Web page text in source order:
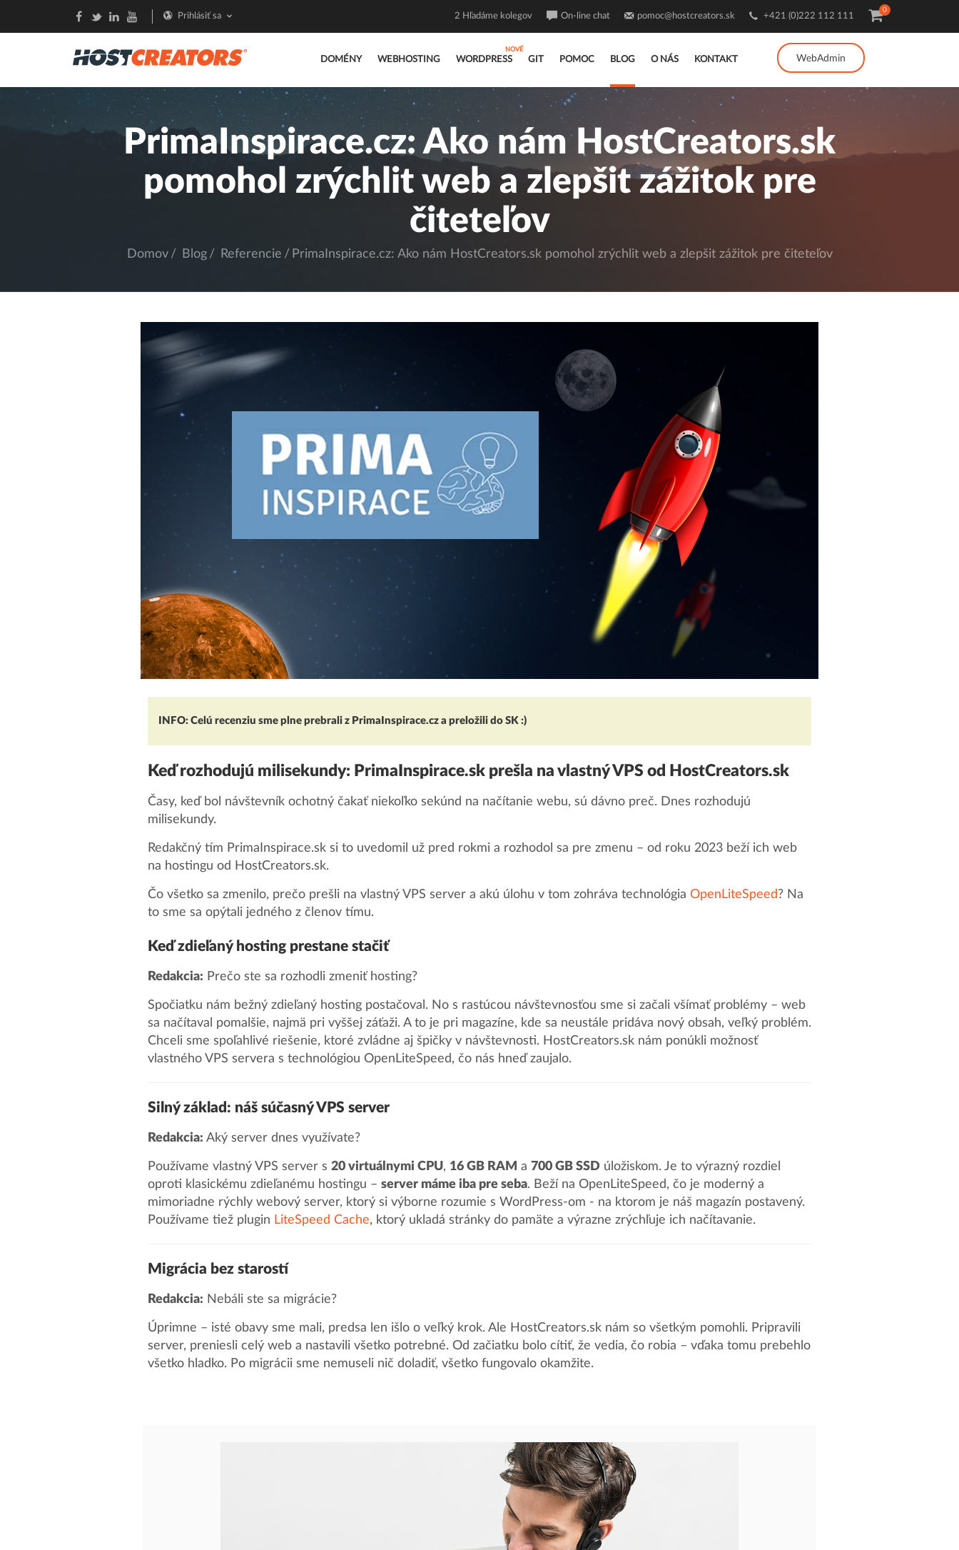
DOMÉNY WEBHOSTING WORDPRESS GIT POMOC BLOG O NÁS KONTAKT WebAdmin
Prihlásiť sa 2 Hľadáme kolegov On-line chat pomoc@hostcreators.sk +421 (0)222 112 111
0
PrimaInspirace.cz: Ako nám HostCreators.sk
pomohol zrýchlit web a zlepšit zážitok pre
čiteteľov
Domov Blog Referencie PrimaInspirace.cz: Ako nám HostCreators.sk pomohol zrýchlit web a zlepšit zážitok pre čiteteľov
INFO: Celú recenziu sme plne prebrali z PrimaInspirace.cz a preložili do SK :)
Keď rozhodujú milisekundy: PrimaInspirace.sk prešla na vlastný VPS od HostCreators.sk
Časy, keď bol návštevník ochotný čakať niekoľko sekúnd na načítanie webu, sú dávno preč. Dnes rozhodujú
milisekundy.
Redakčný tím PrimaInspirace.sk si to uvedomil už pred rokmi a rozhodol sa pre zmenu – od roku 2023 beží ich web
na hostingu od HostCreators.sk.
Čo všetko sa zmenilo, prečo prešli na vlastný VPS server a akú úlohu v tom zohráva technológia OpenLiteSpeed? Na
to sme sa opýtali jedného z členov tímu.
Keď zdieľaný hosting prestane stačiť
Redakcia: Prečo ste sa rozhodli zmeniť hosting?
Spočiatku nám bežný zdieľaný hosting postačoval. No s rastúcou návštevnosťou sme si začali všímať problémy – web
sa načítaval pomalšie, najmä pri vyššej záťaži. A to je pri magazíne, kde sa neustále pridáva nový obsah, veľký problém.
Chceli sme spoľahlivé riešenie, ktoré zvládne aj špičky v návštevnosti. HostCreators.sk nám ponúkli možnosť
vlastného VPS servera s technológiou OpenLiteSpeed, čo nás hneď zaujalo.
Silný základ: náš súčasný VPS server
Redakcia: Aký server dnes využívate?
Používame vlastný VPS server s 20 virtuálnymi CPU, 16 GB RAM a 700 GB SSD úložiskom. Je to výrazný rozdiel
oproti klasickému zdieľanému hostingu – server máme iba pre seba. Beží na OpenLiteSpeed, čo je moderný a
mimoriadne rýchly webový server, ktorý si výborne rozumie s WordPress-om - na ktorom je náš magazín postavený.
Používame tiež plugin LiteSpeed Cache, ktorý ukladá stránky do pamäte a výrazne zrýchľuje ich načítavanie.
Migrácia bez starostí
Redakcia: Nebáli ste sa migrácie?
Úprimne – isté obavy sme mali, predsa len išlo o veľký krok. Ale HostCreators.sk nám so všetkým pomohli. Pripravili
server, preniesli celý web a nastavili všetko potrebné. Od začiatku bolo cítiť, že vedia, čo robia – vďaka tomu prebehlo
všetko hladko. Po migrácii sme nemuseli nič doladiť, všetko fungovalo okamžite.